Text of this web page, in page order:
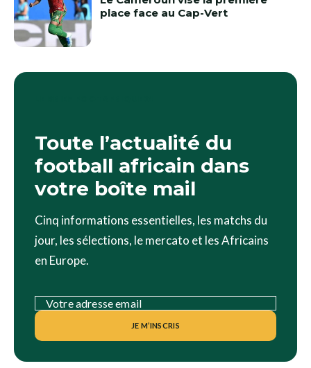
place face au Cap-Vert
Toute l’actualité du
football africain dans
votre boîte mail
Cinq informations essentielles, les matchs du
jour, les sélections, le mercato et les Africains
en Europe.
JE M’INSCRIS